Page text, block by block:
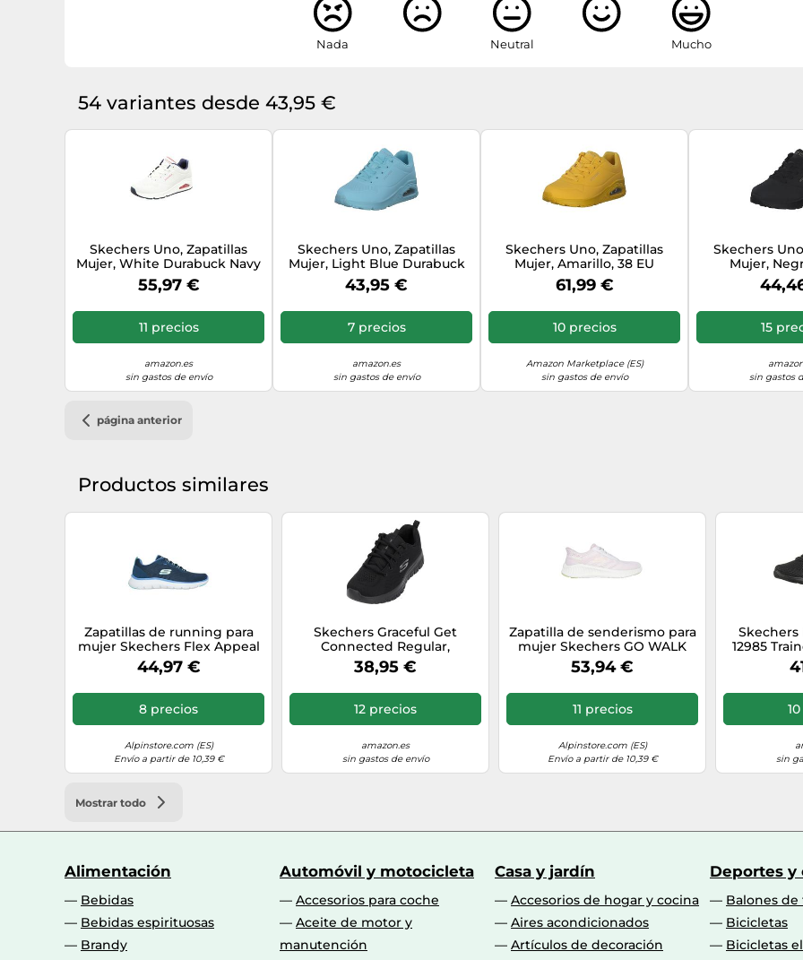
Nada Neutral Mucho
54 variantes desde 43,95 €
Skechers Uno, Zapatillas
Mujer, White Durabuck Navy
Red Trim, 37 EU
55,97 €
11 precios
amazon.es
sin gastos de envío
Skechers Uno, Zapatillas
Mujer, Light Blue Durabuck
Mesh, 37 EU
43,95 €
7 precios
amazon.es
sin gastos de envío
Skechers Uno, Zapatillas
Mujer, Amarillo, 38 EU
61,99 €
10 precios
Amazon Marketplace (ES)
sin gastos de envío
Skechers
Mujer,
15
sin gastos
página anterior
Productos similares
Zapatillas de running para
mujer Skechers Flex Appeal
5.0 (Azul marino)
44,97 €
8 precios
Alpinstore.com (ES)
Envío a partir de 10,39 €
Skechers Graceful Get
Connected Regular,
Zapatillas Mujer, Black Mesh
Trim, 41 EU
38,95 €
12 precios
amazon.es
sin gastos de envío
Zapatilla de senderismo para
mujer Skechers GO WALK
NOW - KHLOE (rosa)
53,94 €
11 precios
Alpinstore.com (ES)
Envío a partir de 10,39 €
Skechers
12985
sin
Mostrar todo
Alimentación
Bebidas
Bebidas espirituosas
Brandy
Automóvil y motocicleta
Accesorios para coche
Aceite de motor y
manutención
Casa y jardín
Accesorios de hogar y cocina
Aires acondicionados
Artículos de decoración
Deportes y
Balones
Bicicletas
Bicicletas